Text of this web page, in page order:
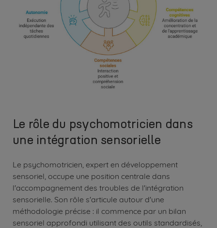
Le rôle du psychomotricien dans
une intégration sensorielle
Le psychomotricien, expert en développement
sensoriel, occupe une position centrale dans
l'accompagnement des troubles de l'intégration
sensorielle. Son rôle s'articule autour d'une
méthodologie précise : il commence par un bilan
sensoriel approfondi utilisant des outils standardisés,